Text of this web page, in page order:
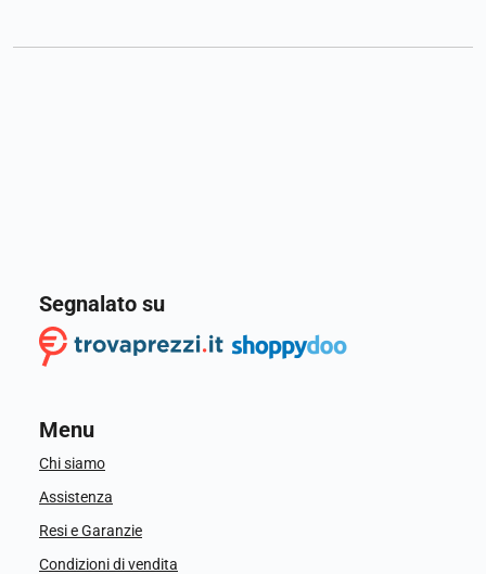
Segnalato su
Menu
Chi siamo
Assistenza
Resi e Garanzie
Condizioni di vendita